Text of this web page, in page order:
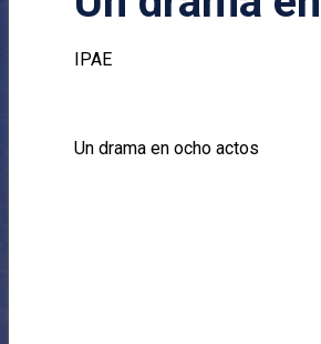
IPAE
Un drama en ocho actos